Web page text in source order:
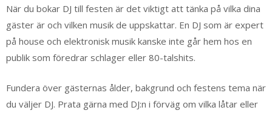
När du bokar DJ till festen är det viktigt att tänka på vilka dina
gäster är och vilken musik de uppskattar. En DJ som är expert
på house och elektronisk musik kanske inte går hem hos en
publik som föredrar schlager eller 80-talshits.
Fundera över gästernas ålder, bakgrund och festens tema när
du väljer DJ. Prata gärna med DJ:n i förväg om vilka låtar eller